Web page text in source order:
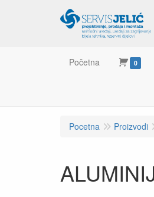
Početna 0
Pocetna Proizvodi